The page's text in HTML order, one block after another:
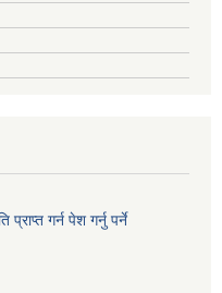
गर्न पेश गर्नु पर्ने